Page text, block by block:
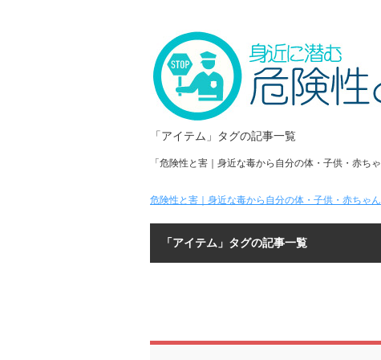
「アイテム」タグの記事一覧
「危険性と害｜身近な毒から自分の体・子供・赤
危険性と害｜身近な毒から自分の体・子供・赤ちゃ
「アイテム」タグの記事一覧